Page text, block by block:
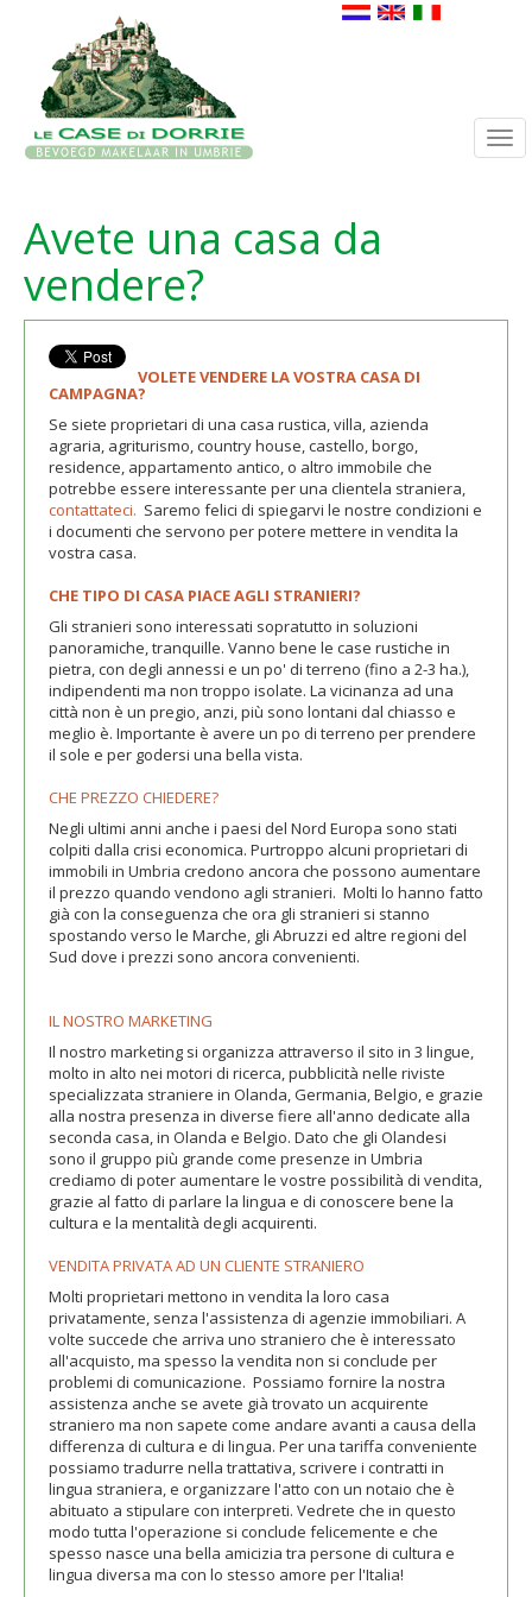
Avete una casa da
vendere?
VOLETE VENDERE LA VOSTRA CASA DI
CAMPAGNA?
Se siete proprietari di una casa rustica, villa, azienda
agraria, agriturismo, country house, castello, borgo,
residence, appartamento antico, o altro immobile che
potrebbe essere interessante per una clientela straniera,
contattateci. Saremo felici di spiegarvi le nostre condizioni e
i documenti che servono per potere mettere in vendita la
vostra casa.
CHE TIPO DI CASA PIACE AGLI STRANIERI?
Gli stranieri sono interessati sopratutto in soluzioni
panoramiche, tranquille. Vanno bene le case rustiche in
pietra, con degli annessi e un po' di terreno (fino a 2-3 ha.),
indipendenti ma non troppo isolate. La vicinanza ad una
città non è un pregio, anzi, più sono lontani dal chiasso e
meglio è. Importante è avere un po di terreno per prendere
il sole e per godersi una bella vista.
CHE PREZZO CHIEDERE?
Negli ultimi anni anche i paesi del Nord Europa sono stati
colpiti dalla crisi economica. Purtroppo alcuni proprietari di
immobili in Umbria credono ancora che possono aumentare
il prezzo quando vendono agli stranieri. Molti lo hanno fatto
già con la conseguenza che ora gli stranieri si stanno
spostando verso le Marche, gli Abruzzi ed altre regioni del
Sud dove i prezzi sono ancora convenienti.
IL NOSTRO MARKETING
Il nostro marketing si organizza attraverso il sito in 3 lingue,
molto in alto nei motori di ricerca, pubblicità nelle riviste
specializzata straniere in Olanda, Germania, Belgio, e grazie
alla nostra presenza in diverse fiere all'anno dedicate alla
seconda casa, in Olanda e Belgio. Dato che gli Olandesi
sono il gruppo più grande come presenze in Umbria
crediamo di poter aumentare le vostre possibilità di vendita,
grazie al fatto di parlare la lingua e di conoscere bene la
cultura e la mentalità degli acquirenti.
VENDITA PRIVATA AD UN CLIENTE STRANIERO
Molti proprietari mettono in vendita la loro casa
privatamente, senza l'assistenza di agenzie immobiliari. A
volte succede che arriva uno straniero che è interessato
all'acquisto, ma spesso la vendita non si conclude per
problemi di comunicazione. Possiamo fornire la nostra
assistenza anche se avete già trovato un acquirente
straniero ma non sapete come andare avanti a causa della
differenza di cultura e di lingua. Per una tariffa conveniente
possiamo tradurre nella trattativa, scrivere i contratti in
lingua straniera, e organizzare l'atto con un notaio che è
abituato a stipulare con interpreti. Vedrete che in questo
modo tutta l'operazione si conclude felicemente e che
spesso nasce una bella amicizia tra persone di cultura e
lingua diversa ma con lo stesso amore per l'Italia!